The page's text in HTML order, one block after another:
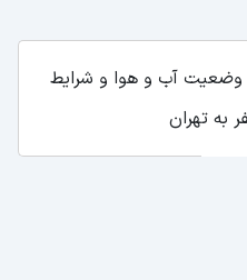
وضعیت آب و هوا و شرایط
به تهران